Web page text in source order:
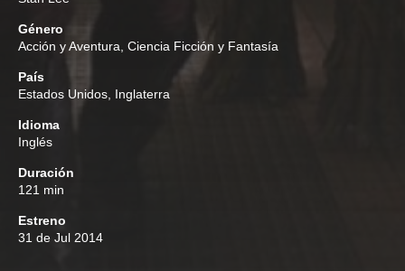
Género
Acción y Aventura Ciencia Ficción y Fantasía
País
Estados Unidos, Inglaterra
Idioma
Inglés
Duración
121 min
Estreno
31 de Jul 2014